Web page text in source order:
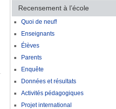
Recensement à l’école
Quoi de neuf!
Enseignants
Élèves
Parents
Enquête
Données et résultats
Activités pédagogiques
Projet international